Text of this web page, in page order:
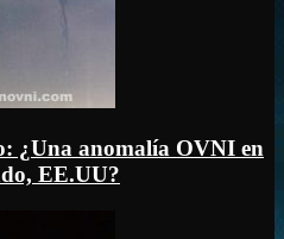
¿Una anomalía OVNI en
EE.UU?